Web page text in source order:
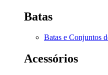
Batas
Batas e Conjuntos
Acessórios